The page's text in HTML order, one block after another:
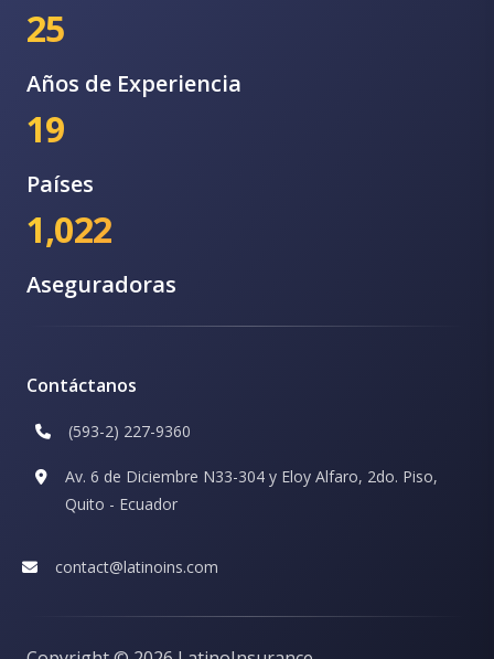
25
Años de Experiencia
19
Países
1,022
Aseguradoras
Contáctanos
(593-2) 227-9360
Av. 6 de Diciembre N33-304 y Eloy Alfaro, 2do. Piso,
Quito - Ecuador
contact@latinoins.com